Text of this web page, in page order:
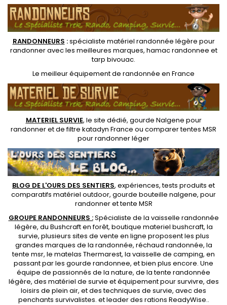
RANDONNEURS :spécialiste matériel randonnée légère pour
randonner avec les meilleures marques, hamac randonnee et
tarp bivouac.
Le meilleur équipement de randonnée en France
MATERIEL SURVIE, le site dédié, gourde Nalgene pour
randonneret defiltre katadyn France ou comparer tentes MSR
pour randonner léger
BLOG DE L'OURS DES SENTIERS, expériences, tests produits et
comparatifs matériel outdoor, gourde bouteille nalgene, pour
randonner ettente MSR
GROUPE RANDONNEURS :Spécialiste de la vaisselle randonnée
légère, du Bushcraft en forêt, boutique materiel bushcraft, la
survie, plusieurs sites de vente en ligne proposent les plus
grandes marques de la randonnée, réchaud randonnée, la
tente msr, le matelas Thermarest, la vaisselle de camping, en
passant par les gourde randonnee, et bien plus encore. Une
équipe de passionnés de la nature, de latente randonnée
légère, des matériel de survie et équipement pour survivre, des
loisirs de plein air, et des techniques de survie, avec des
penchants survivalistes. et leader des rations ReadyWise..